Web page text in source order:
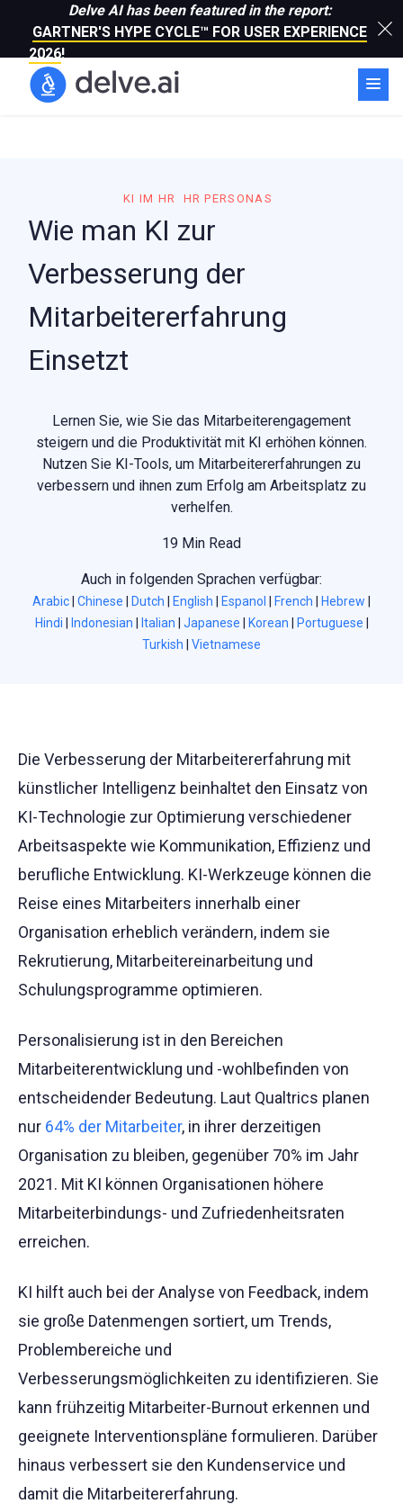
Delve AI has been featured in the report:
GARTNER'S HYPE CYCLE™ FOR USER EXPERIENCE
2026!
KI IM HR HR PERSONAS
Wie man KI zur
Verbesserung der
Mitarbeitererfahrung
Einsetzt
Lernen Sie, wie Sie das Mitarbeiterengagement
steigern und die Produktivität mit KI erhöhen können.
Nutzen Sie KI-Tools, um Mitarbeitererfahrungen zu
verbessern und ihnen zum Erfolg am Arbeitsplatz zu
verhelfen.
19 Min Read
Auch in folgenden Sprachen verfügbar:
Arabic Chinese Dutch English Espanol French Hebrew
Hindi
Indonesian Italian Japanese Korean Portuguese
Turkish
Vietnamese
Die Verbesserung der Mitarbeitererfahrung mit
künstlicher Intelligenz beinhaltet den Einsatz von
KI-Technologie zur Optimierung verschiedener
Arbeitsaspekte wie Kommunikation, Effizienz und
berufliche Entwicklung. KI-Werkzeuge können die
Reise eines Mitarbeiters innerhalb einer
Organisation erheblich verändern, indem sie
Rekrutierung, Mitarbeitereinarbeitung und
Schulungsprogramme optimieren.
Personalisierung ist in den Bereichen
Mitarbeiterentwicklung und -wohlbefinden von
entscheidender Bedeutung. Laut Qualtrics planen
nur 64% der Mitarbeiter, in ihrer derzeitigen
Organisation zu bleiben, gegenüber 70% im Jahr
2021. Mit KI können Organisationen höhere
Mitarbeiterbindungs- und Zufriedenheitsraten
erreichen.
KI hilft auch bei der Analyse von Feedback, indem
sie große Datenmengen sortiert, um Trends,
Problembereiche und
Verbesserungsmöglichkeiten zu identifizieren. Sie
kann frühzeitig Mitarbeiter-Burnout erkennen und
geeignete Interventionspläne formulieren. Darüber
hinaus verbessert sie den Kundenservice und
damit die Mitarbeitererfahrung.